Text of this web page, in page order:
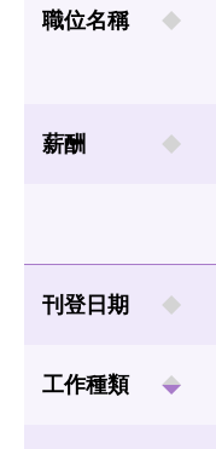
職位名稱
薪酬
刊登日期
工作種類